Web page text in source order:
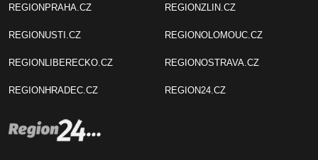
REGIONPRAHA.CZ
REGIONUSTI.CZ
REGIONLIBERECKO.CZ
REGIONHRADEC.CZ
REGIONZLIN.CZ
REGIONOLOMOUC.CZ
REGIONOSTRAVA.CZ
REGION24.CZ